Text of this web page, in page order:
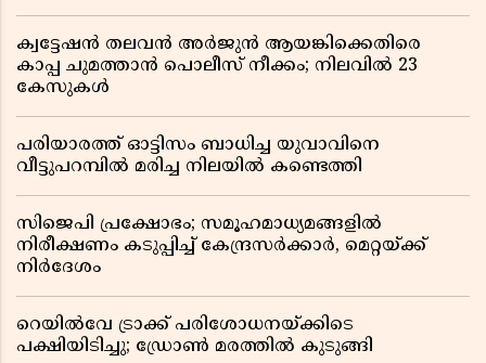
ക്വട്ടേഷൻ തലവൻ അർജുൻ ആയങ്കിക്കെതിരെ
കാപ്പ ചുമത്താൻ പൊലീസ് നീക്കം; നിലവിൽ 23
കേസുകൾ
പരിയാരത്ത് ഓട്ടിസം ബാധിച്ച യുവാവിനെ
വീട്ടുപറമ്പിൽ മരിച്ച നിലയിൽ കണ്ടെത്തി
സിജെപി പ്രക്ഷോഭം; സമൂഹമാധ്യമങ്ങളിൽ
നിരീക്ഷണം കടുപ്പിച്ച് കേന്ദ്രസർക്കാർ, മെറ്റയ്ക്ക്
നിർദേശം
റെയിൽവേ ട്രാക്ക് പരിശോധനയ്ക്കിടെ
പക്ഷിയിടിച്ചു; ഡ്രോൺ മരത്തിൽ കുടുങ്ങി